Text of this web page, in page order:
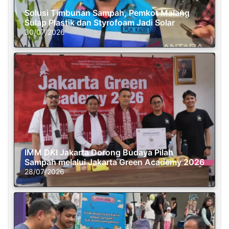
Solusi Timbunan Sampah, Pemkot Malang
Sulap Plastik dan Styrofoam Jadi Solar
30/07/2026
IMM DKI Jakarta Dorong Budaya Pilah
Sampah melalui Jakarta Green Academy 2026
28/07/2026